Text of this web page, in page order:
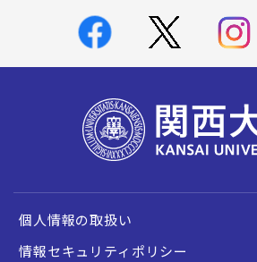
個人情報の取扱い
情報セキュリティポリシー